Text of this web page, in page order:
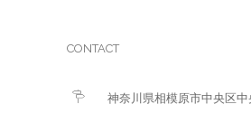
CONTACT
神奈川県相模原市中央区